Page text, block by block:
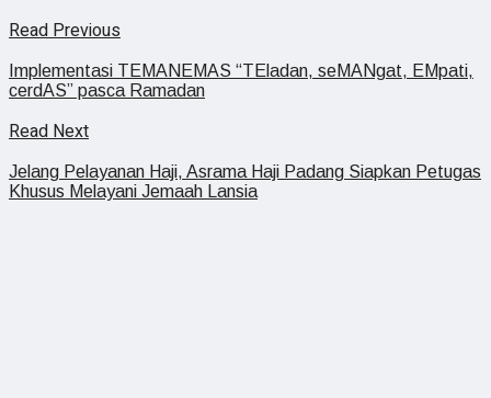
Read Previous
Implementasi TEMANEMAS “TEladan, seMANgat, EMpati,
cerdAS” pasca Ramadan
Read Next
Jelang Pelayanan Haji, Asrama Haji Padang Siapkan Petugas
Khusus Melayani Jemaah Lansia